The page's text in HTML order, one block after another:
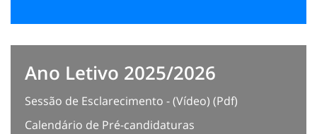
Ano Letivo 2025/2026
Sessão de Esclarecimento - (Vídeo) (Pdf)
Calendário de Pré-candidaturas